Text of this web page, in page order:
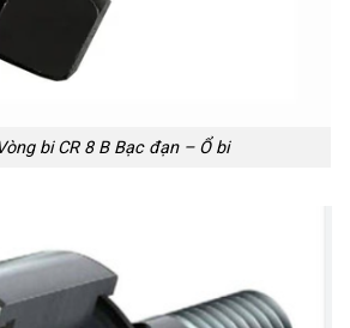
bi CR 8 B Bạc đạn – Ổ bi